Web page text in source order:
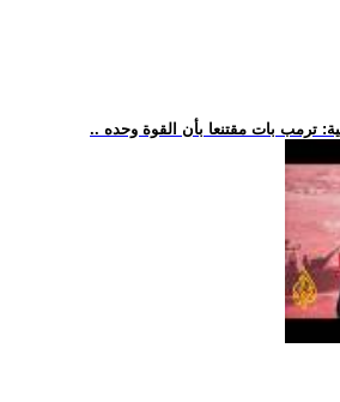
ترمب بات مقتنعا بأن القوة وحده